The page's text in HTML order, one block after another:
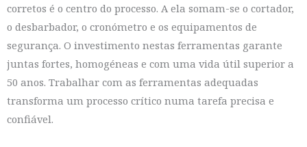
corretos é o centro do processo. A ela somam-se o cortador,
o desbarbador, o cronómetro e os equipamentos de
segurança. O investimento nestas ferramentas garante
juntas fortes, homogéneas e com uma vida útil superior a
50 anos. Trabalhar com as ferramentas adequadas
transforma um processo crítico numa tarefa precisa e
confiável.